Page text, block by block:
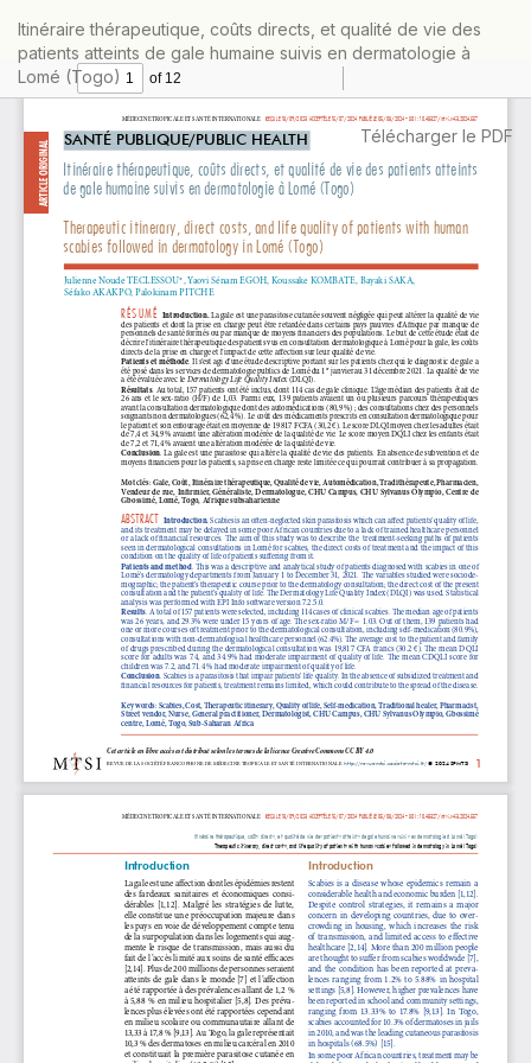
aux
informations
sur
l'article
Itinéraire thérapeutique, coûts directs, et qualité de vie des
patients atteints de gale humaine suivis en dermatologie à
Lomé (Togo)
Télécharger
Télécharger le PDF